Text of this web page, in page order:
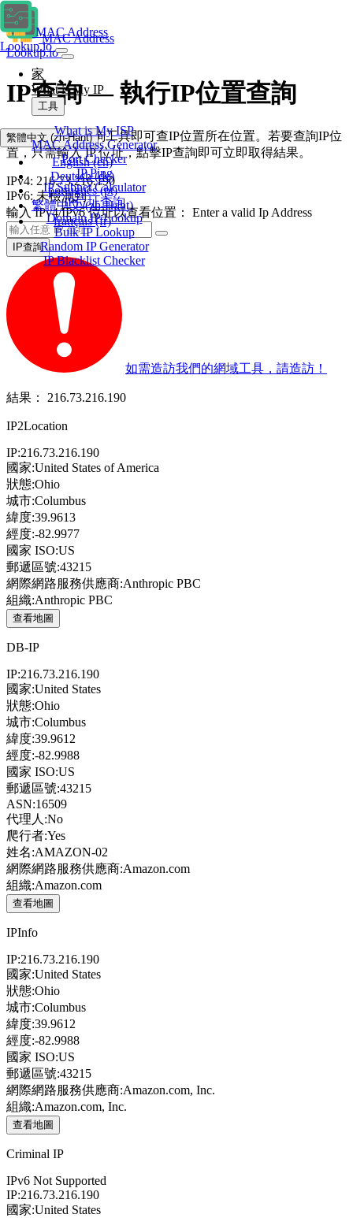
MAC Address
Lookup.io
MAC Address
Lookup.io
家
What is My IP
工具
What is My ISP
MAC Address Generator
Port Checker
IP Ping
IP Subnet Calculator
IP位址查詢
Domain IP Lookup
Bulk IP Lookup
Random IP Generator
IP Blacklist Checker
繁體中文 (zh-Hant)
English(en)
Deutsch(de)
português(pt)
繁體中文(zh-Hant)
français(fr)
IP查詢 — 執行IP位置查詢
使用此IP位址查詢工具即可查IP位置所在位置。若要查詢IP位
置，只需輸入 IP 位址，點擊IP查詢即可立即取得結果。
IPv4: 216.73.216.190
IPv6: 未檢測到
輸入 IPv4/IPv6 位址以查看位置：
Enter a valid Ip Address
IP查詢
如需造訪我們的網域工具，請造訪！
結果： 216.73.216.190
IP2Location
IP:216.73.216.190
國家:United States of America
狀態:Ohio
城市:Columbus
緯度:39.9613
經度:-82.9977
國家 ISO:US
郵遞區號:43215
網際網路服務供應商:Anthropic PBC
組織:Anthropic PBC
查看地圖
DB-IP
IP:216.73.216.190
國家:United States
狀態:Ohio
城市:Columbus
緯度:39.9612
經度:-82.9988
國家 ISO:US
郵遞區號:43215
ASN:16509
代理人:No
爬行者:Yes
姓名:AMAZON-02
網際網路服務供應商:Amazon.com
組織:Amazon.com
查看地圖
IPInfo
IP:216.73.216.190
國家:United States
狀態:Ohio
城市:Columbus
緯度:39.9612
經度:-82.9988
國家 ISO:US
郵遞區號:43215
網際網路服務供應商:Amazon.com, Inc.
組織:Amazon.com, Inc.
查看地圖
Criminal IP
IPv6 Not Supported
IP:216.73.216.190
國家:United States